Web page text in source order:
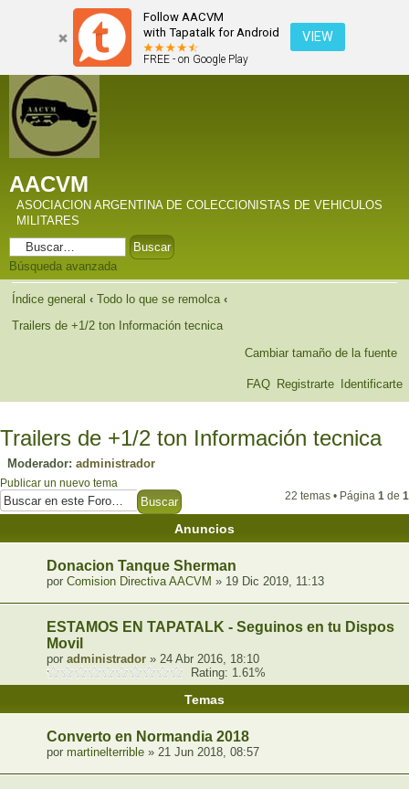
Follow AACVM
with Tapatalk for Android
FREE - on Google Play
VIEW
AACVM
ASOCIACION ARGENTINA DE COLECCIONISTAS DE VEHICULOS
MILITARES
Búsqueda avanzada
Índice general ‹ Todo lo que se remolca ‹
Trailers de +1/2 ton Información tecnica
Cambiar tamaño de la fuente
FAQ Registrarte Identificarte
Trailers de +1/2 ton Información tecnica
Moderador: administrador
Publicar un nuevo tema
22 temas • Página 1 de 1
Anuncios
Donacion Tanque Sherman
por Comision Directiva AACVM » 19 Dic 2019, 11:13
ESTAMOS EN TAPATALK - Seguinos en tu
Movil
por administrador » 24 Abr 2016, 18:10
Rating: 1.61%
Temas
Converto en Normandia 2018
por martinelterrible » 21 Jun 2018, 08:57